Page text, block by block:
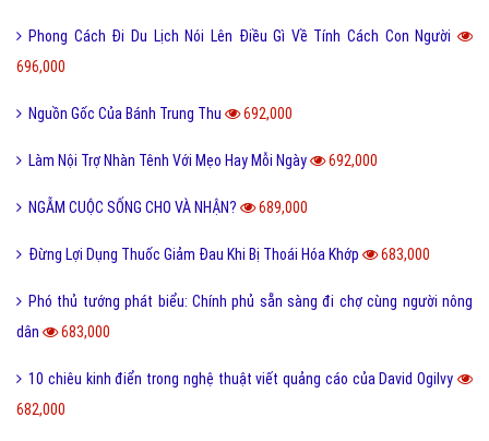
Phong Cách Đi Du Lịch Nói Lên Điều Gì Về Tính Cách Con Người
696,000
Nguồn Gốc Của Bánh Trung Thu 692,000
Làm Nội Trợ Nhàn Tênh Với Mẹo Hay Mỗi Ngày 692,000
NGẪM CUỘC SỐNG CHO VÀ NHẬN? 689,000
Đừng Lợi Dụng Thuốc Giảm Đau Khi Bị Thoái Hóa Khớp 683,000
Phó thủ tướng phát biểu: Chính phủ sẵn sàng đi chợ cùng người nông
dân
683,000
10 chiêu kinh điển trong nghệ thuật viết quảng cáo của David Ogilvy
682,000